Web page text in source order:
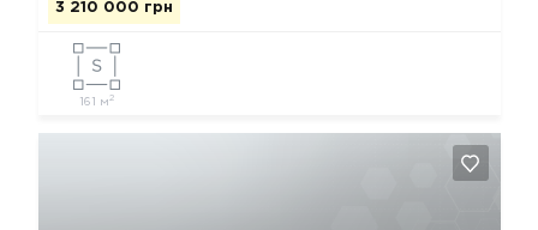
3 210 000 грн
161 м2